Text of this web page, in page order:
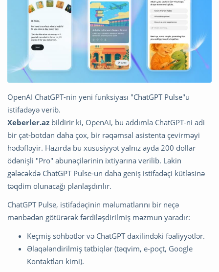
OpenAI ChatGPT-nin yeni funksiyası "ChatGPT Pulse"u
istifadəyə verib.
Xeberler.az bildirir ki, OpenAI, bu addımla ChatGPT-ni adi
bir çat-botdan daha çox, bir rəqəmsal asistenta çevirməyi
hədəfləyir. Hazırda bu xüsusiyyət yalnız ayda 200 dollar
ödənişli "Pro" abunəçilərinin ixtiyarına verilib. Lakin
gələcəkdə ChatGPT Pulse-un daha geniş istifadəçi kütləsinə
təqdim olunacağı planlaşdırılır.
ChatGPT Pulse, istifadəçinin məlumatlarını bir neçə
mənbədən götürərək fərdiləşdirilmiş məzmun yaradır:
Keçmiş söhbətlər və ChatGPT daxilindəki fəaliyyətlər.
Əlaqələndirilmiş tətbiqlər (təqvim, e-poçt, Google
Kontaktları kimi).